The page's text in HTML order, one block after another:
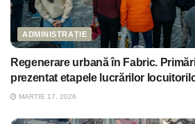
ADMINISTRAȚIE
Regenerare urbană în Fabric.
prezentat etapele lucrărilor
MARTIE 17, 2026